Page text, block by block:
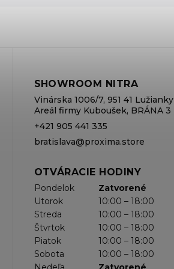
SHOWROOM NITRA
Vinárska 1006/7, 951 41 Lužianky
Areál firmy Kuboušek, BRÁNA 3
+421 905 441 335
bratislava@proxima.store
OTVÁRACIE HODINY
Pondelok
Zatvorené
Utorok
10:00 – 18:00
Streda
10:00 – 18:00
Štvrtok
10:00 – 18:00
Piatok
10:00 – 18:00
Sobota
10:00 – 18:00